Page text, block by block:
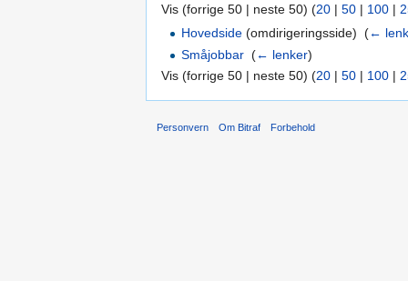
Vis (forrige 50 | neste 50) (20 | 50 | 100 |
Hovedside (omdirigeringsside) ‎(←
Småjobbar ‎(← lenker)
Vis (forrige 50 | neste 50) (20 | 50 | 100 |
Personvern Om Bitraf Forbehold